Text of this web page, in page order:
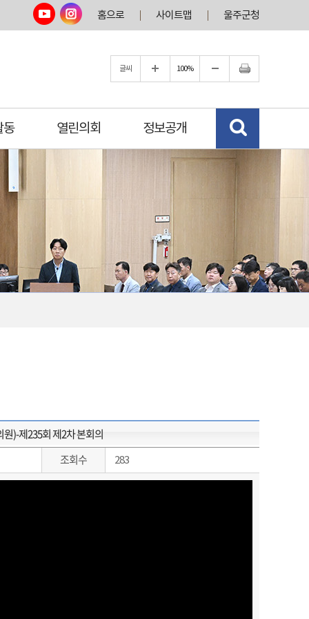
홈으로 사이트맵 울주군청
글씨 100%
동 열린의회 정보공개
)-제235회 제2차 본회의
조회수 283